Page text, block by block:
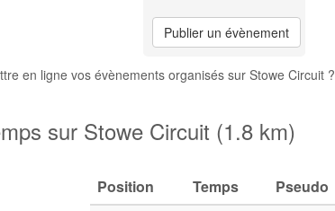
Publier un évènement
en ligne vos évènements organisés sur Stowe Circuit ?
sur Stowe Circuit (1.8 km)
Position Temps Pseudo